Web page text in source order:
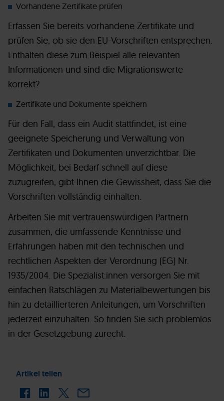
Vorhandene Zertifikate prüfen
Erfassen Sie bereits vorhandene Zertifikate und
prüfen Sie, ob sie den EU-Vorschriften entsprechen.
Enthalten diese zum Beispiel alle relevanten
Informationen und sind die Migrationswerte
korrekt?
Zertifikate und Dokumente speichern
Für den Fall, dass ein Audit stattfindet, ist eine
geeignete Speicherung und Verwaltung von
Zertifikaten und Dokumenten unverzichtbar. Die
Möglichkeit, bei Bedarf schnell auf diese
zuzugreifen, gibt Ihnen die Gewissheit, dass Sie die
Vorschriften vollständig einhalten.
Arbeiten Sie mit vertrauenswürdigen Partnern
zusammen, die umfassende Kenntnisse und
Erfahrungen haben mit den technischen und
rechtlichen Aspekten der Verordnung (EG) Nr.
1935/2004. Die Spezialist:innen versorgen Sie mit
einfachen Ratschlägen zu Materialbewertungen bis
hin zu detaillierteren Anleitungen, um Vorschriften
jederzeit einzuhalten. So finden Sie sich problemlos
in der Gesetzgebung zurecht.
Artikel teilen